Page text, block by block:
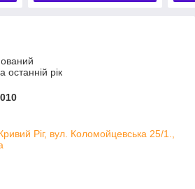
останній рік
Ріг, вул. Коломойцевська 25/1.,